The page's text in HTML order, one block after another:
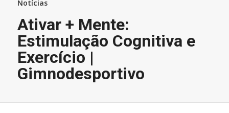
Notícias
Ativar + Mente:
Estimulação Cognitiva e
Exercício |
Gimnodesportivo